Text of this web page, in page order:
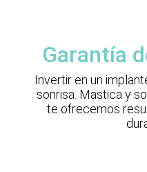
Garantía
Invertir en un
sonrisa. Mastica y
te ofrecemos